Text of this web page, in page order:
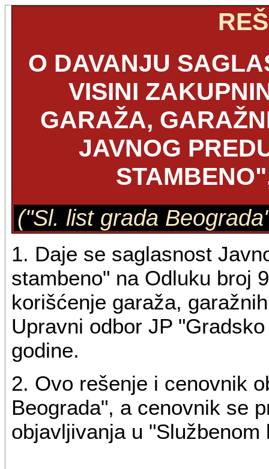
O DAVANJU
VISINI
GARAŽA,
JAVNOG
("Sl. list grada
1. Daje se saglasnost
stambeno" na Odluku broj
korišćenje garaža,
Upravni odbor JP
godine.
2. Ovo rešenje i cenovnik
Beograda", a cenovnik se
objavljivanja u